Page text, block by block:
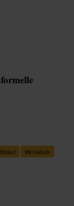
#Kveldsliv